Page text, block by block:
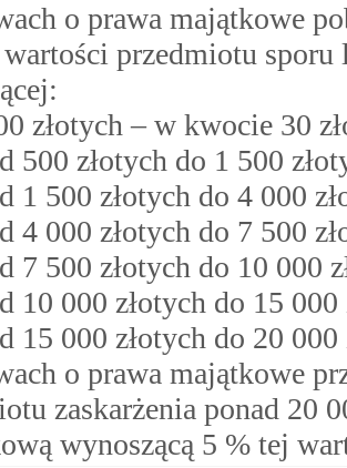
o prawa majątkowe
wartości przedmiotu
złotych – w kwocie 30
500 złotych do 1 500
1 500 złotych do 4 000
4 000 złotych do 7 500
7 500 złotych do 10 000
10 000 złotych do 15
15 000 złotych do 20
o prawa majątkowe
zaskarżenia ponad 20
wynoszącą 5 % tej